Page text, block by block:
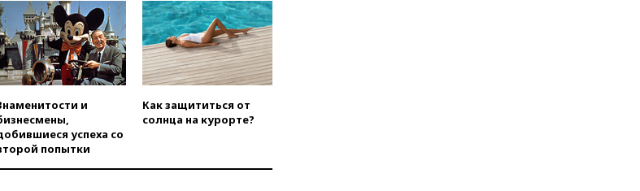
вчера, 22:35Семь грузовых
вагонов сошли с рельсов в
Оренбургской области
вчера, 22:22Минфин: в июле
выросли нефтегазовые
доходы российского бюджета
вчера, 22:15 Аксаков: ЦБ
согласовал первый стандарт
исламского банкинга
вчера, 21:43Организаторы
и
успеха со
попытки
Как защититься от
солнца на курорте?